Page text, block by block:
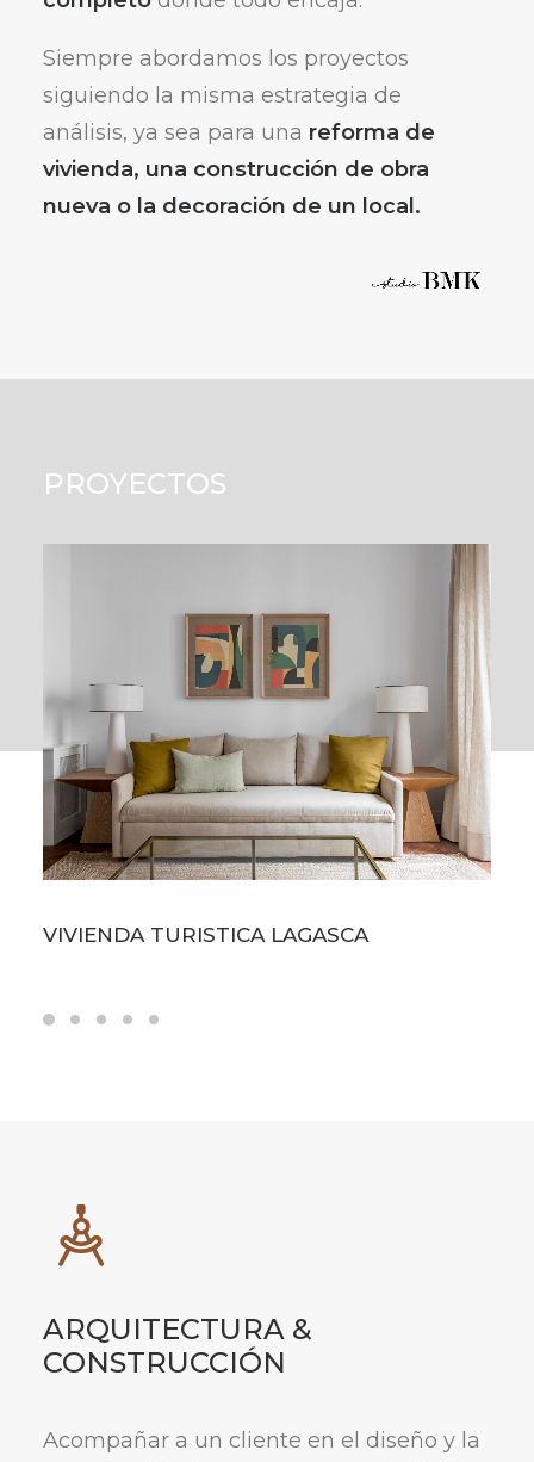
Siempre abordamos los proyectos
siguiendo la misma estrategia de
análisis, ya sea para una reforma de
vivienda, una construcción de obra
nueva o la decoración de un local.
PROYECTOS
VIVIENDA TURISTICA LAGASCA
ARQUITECTURA &
CONSTRUCCIÓN
Acompañar a un cliente en el diseño y la